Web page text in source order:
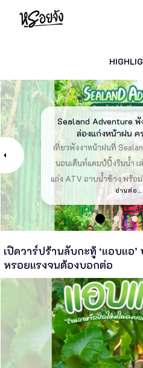
Skip
Sealand Adventure
ล่องแก่งหน้าฝน ค
เที่ยวพังงาหน้าฝนที่
นอนเต็นท์แคมป์ปิ้งริมน้ำ เ
แก่ง ATV อาบน้ำช้าง พร้อ
อ่านต่อ…
18 ที่เที่ยวเกาะสีชัง
ชลบุรี อั
รวม ที่เที่ยวเกาะสีชัง เกาะ
เที่ยวเกาะสีชัง เดินทางง่าย
เย็นกลับได้ หลีกหนีความวุ่
โลว์ไ
อ่านต่อ…
20 ที่พักปราณบุรีติด
ประจวบ วัน
รวม ที่พักปราณบุรีติดทะเล
ยาวนี้ มองหาสถานที่พั
ธรรมชาติและเสียงคลื่นทะ
รวมมาให้
อ่านต่อ…
20 ที่เที่ยวป่าตอง
อันดับ1 ภู
รวม ที่เที่ยวป่าตอง จุดหมา
หนึ่งในสถานที่ที่ต้องมาเ
แน่นอน หรอยจังพังงา จึง
สถานที่ส
อ่านต่อ…
ก๋วยเตี๋ยวเทวดา ตะกั่วป่
คนพังงาห้
พาชิม ‘ก๋วยเตี๋ยวเทวดา’
ก๋วยเตี๋ยวต้มยำมะนาวสดร
หลักสิบ พร้อมลายแทงเที่ย
เดียว
อ่านต่อ…
เปิดวาร์ปร้านลับกะทู้ ‘แอบแอ
หรอยแรงจนต้องบอกต่อ